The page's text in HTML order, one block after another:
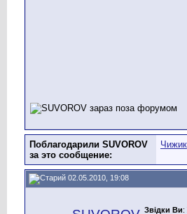
Поблагодарили SUVOROV
за это сообщение:
Чижик
02.05.2010, 19:08
Звідки Ви: